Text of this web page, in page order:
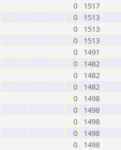
0
1517
0
1513
0
1513
0
1513
0
1491
0
1482
0
1482
0
1482
0
1498
0
1498
0
1498
0
1498
0
1498